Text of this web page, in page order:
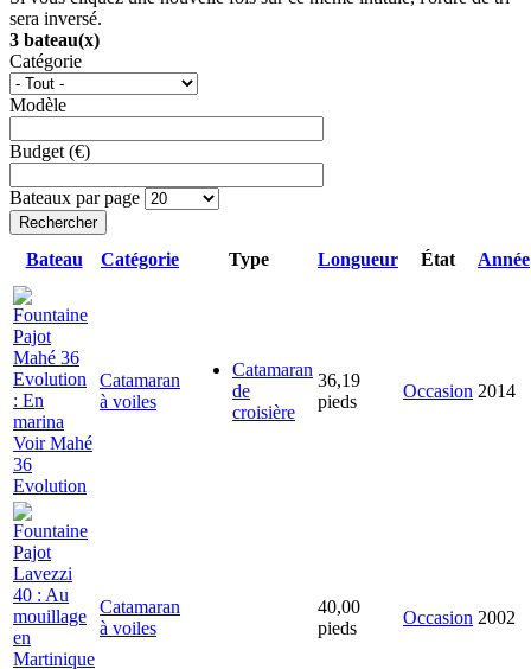
sera inversé.
3 bateau(x)
Catégorie
Modèle
Budget (€)
Bateaux par page
Rechercher
Bateau Catégorie Type Longueur État Année
Voir Mahé
36
Evolution
Catamaran
à voiles
Catamaran
de
croisière
36,19
pieds
Occasion 2014
Catamaran
à voiles
40,00
pieds
Occasion 2002